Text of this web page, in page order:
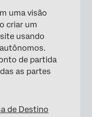
uma visão
criar um
usando
de partida
as partes
de Destino